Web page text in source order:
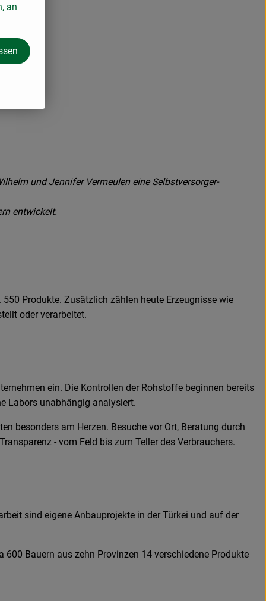
und Jennifer Vermeulen eine Selbstversorger-
entwickelt.
Produkte. Zusätzlich zählen heute Erzeugnisse wie
oder verarbeitet.
ein. Die Kontrollen der Rohstoffe beginnen bereits
Labors unabhängig analysiert.
besonders am Herzen. Besuche vor Ort, Beratung durch
- vom Feld bis zum Teller des Verbrauchers.
sind eigene Anbauprojekte in der Türkei und auf der
Bauern aus zehn Provinzen 14 verschiedene Produkte
an